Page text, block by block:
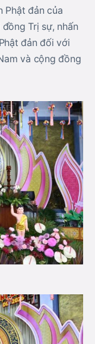
Phật đản của
Trị sự, nhấn
đản đối với
và cộng đồng